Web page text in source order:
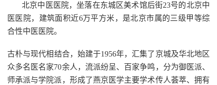
北京中医医院，坐落在东城区美术馆后街23号的北京中
医医院，建筑面积近6万平方米，是北京市属的三级甲等综
合性中医医院。
古朴与现代相结合，始建于1956年，汇集了京城及华北地区
众多名医名家70余人，流派纷呈、百家争鸣，分为御医派、
师承派与学院派，形成了燕京医学主要学术传人荟萃、拥有